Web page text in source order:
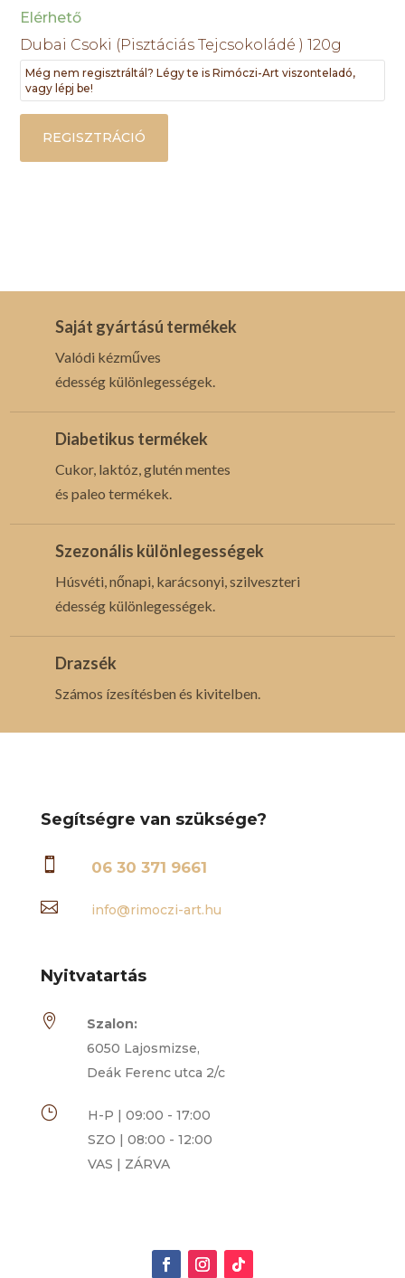
Elérhető
Dubai Csoki (Pisztáciás Tejcsokoládé ) 120g
Még nem regisztráltál? Légy te is Rimóczi-Art viszonteladó,
vagy lépj be!
REGISZTRÁCIÓ
Saját gyártású termékek
Valódi kézműves
édesség különlegességek.
Diabetikus termékek
Cukor, laktóz, glutén mentes
és paleo termékek.
Szezonális különlegességek
Húsvéti, nőnapi, karácsonyi, szilveszteri
édesség különlegességek.
Drazsék
Számos ízesítésben és kivitelben.
Segítségre van szüksége?
 06 30 371 9661
 info@rimoczi-art.hu
Nyitvatartás

Szalon:
6050 Lajosmizse,
Deák Ferenc utca 2/c
}
H-P | 09:00 - 17:00
SZO | 08:00 - 12:00
VAS | ZÁRVA